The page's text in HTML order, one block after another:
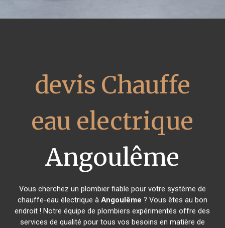
devis Chauffe
eau electrique
Angoulême
Vous cherchez un plombier fiable pour votre système de
chauffe-eau électrique à Angoulême ? Vous êtes au bon
endroit ! Notre équipe de plombiers expérimentés offre des
services de qualité pour tous vos besoins en matière de